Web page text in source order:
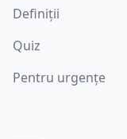
Definiții
Quiz
Pentru urgențe